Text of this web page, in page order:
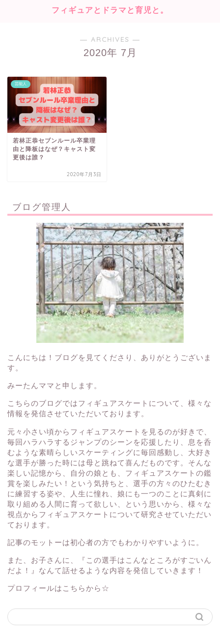
フィギュアとドラマと育児と。
― ARCHIVES ―
2020年 7月
芸能人
若林正恭セブンルール卒業理
由と降板はなぜ？キャスト変
更後は誰？
2020年7月3日
ブログ管理人
こんにちは！ブログを見てくださり、ありがとうございま
す。
みーたんママと申します。
こちらのブログではフィギュアスケートについて、様々な
情報を発信させていただいております。
元々小さい頃からフィギュアスケートを見るのが好きで、
毎回ハラハラするジャンプのシーンを応援したり、息を呑
むような素晴らしいスケーティングに毎回感動し、大好き
な選手が勝った時には母と跳ねて喜んだものです。そんな
楽しい記憶から、自分の娘とも、フィギュアスケートの鑑
賞を楽しみたい！という気持ちと、選手の方々のひたむき
に練習する姿や、人生に憧れ、娘にも一つのことに真剣に
取り組める人間に育って欲しい、という思いから、様々な
視点からフィギュアスケートについて研究させていただい
ております。
記事のモットーは初心者の方でもわかりやすいように。
また、お子さんに、『この選手はこんなところがすごいん
だよ！』なんて話せるような内容を発信していきます！
プロフィールはこちらから☆